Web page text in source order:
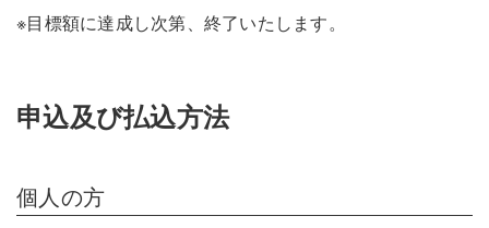
※目標額に達成し次第、終了いたします。
申込及び払込方法
個人の方